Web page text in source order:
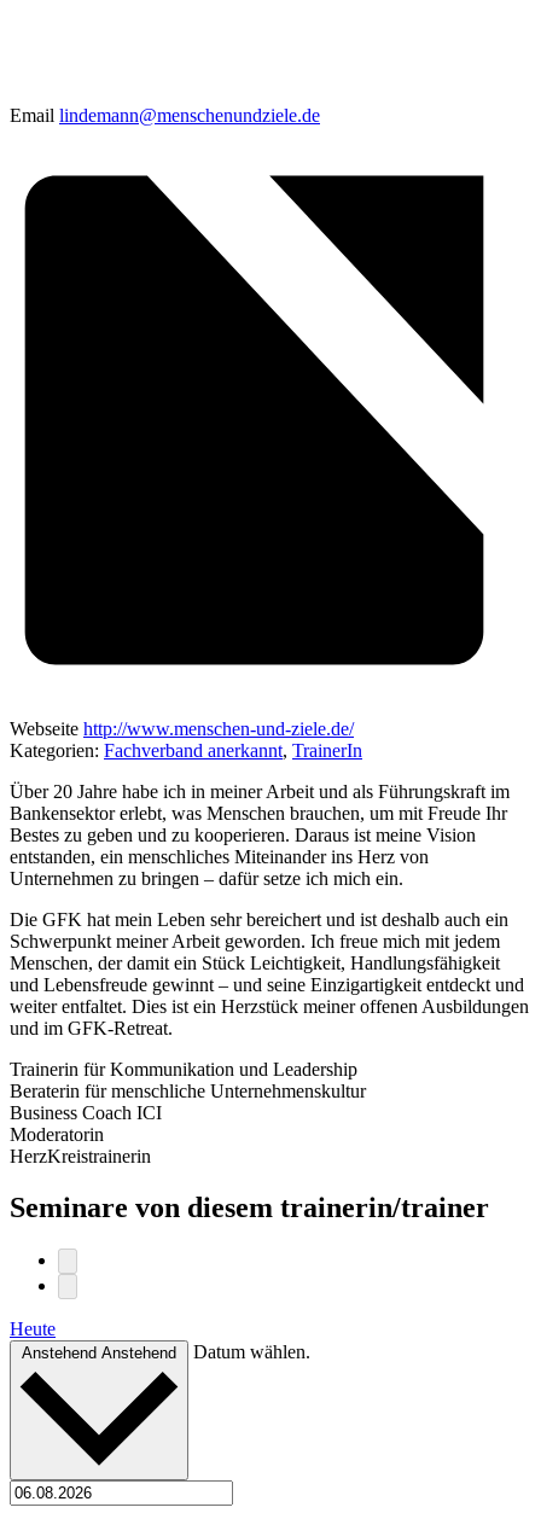
Email lindemann@menschenundziele.de
Webseite http://www.menschen-und-ziele.de/
Kategorien: Fachverband anerkannt, TrainerIn
Über 20 Jahre habe ich in meiner Arbeit und als Führungskraft im
Bankensektor erlebt, was Menschen brauchen, um mit Freude Ihr
Bestes zu geben und zu kooperieren. Daraus ist meine Vision
entstanden, ein menschliches Miteinander ins Herz von
Unternehmen zu bringen – dafür setze ich mich ein.
Die GFK hat mein Leben sehr bereichert und ist deshalb auch ein
Schwerpunkt meiner Arbeit geworden. Ich freue mich mit jedem
Menschen, der damit ein Stück Leichtigkeit, Handlungsfähigkeit
und Lebensfreude gewinnt – und seine Einzigartigkeit entdeckt und
weiter entfaltet. Dies ist ein Herzstück meiner offenen Ausbildungen
und im GFK-Retreat.
Trainerin für Kommunikation und Leadership
Beraterin für menschliche Unternehmenskultur
Business Coach ICI
Moderatorin
HerzKreistrainerin
Seminare von diesem trainerin/trainer
Heute
Anstehend Anstehend Datum wählen.